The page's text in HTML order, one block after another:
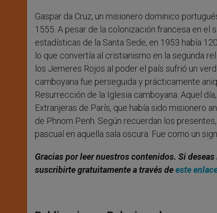
Gaspar da Cruz, un misionero dominico
1555. A pesar de la colonización francesa en el
estadísticas de la Santa Sede, en 1953 había
lo que convertía al cristianismo en la segunda
los Jemeres Rojos al poder el país sufrió un
camboyana fue perseguida y prácticamente
Resurrección de la Iglesia camboyana. Aquel
Extranjeras de París, que había sido misionero
de Phnom Penh. Según recuerdan los
pascual en aquella sala oscura. Fue como un
Gracias por leer nuestros contenidos. Si
suscribirte gratuitamente a través deeste